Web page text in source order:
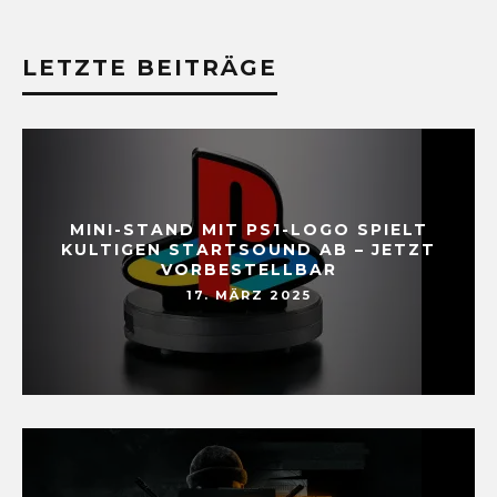
LETZTE BEITRÄGE
MINI-STAND MIT PS1-LOGO SPIELT
KULTIGEN STARTSOUND AB – JETZT
VORBESTELLBAR
17. MÄRZ 2025